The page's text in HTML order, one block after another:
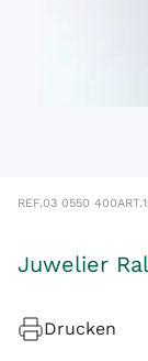
REF.03 0550 400ART.
Juwelier
Drucken